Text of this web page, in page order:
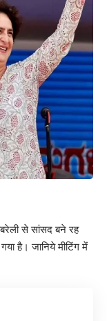
से सांसद बने रह
है। जानिये मीटिंग में